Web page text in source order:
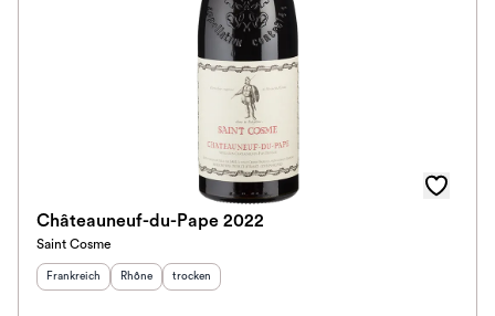
Châteauneuf-du-Pape 2022
Saint Cosme
Herkunftsland
Frankreich Herkunftsregion:
Rhône Geschmack
trocken